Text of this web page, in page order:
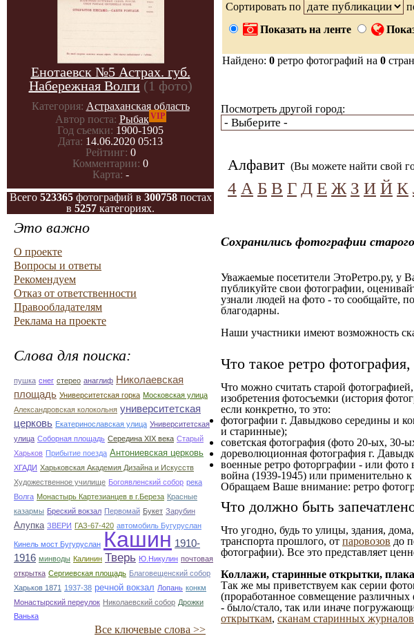
Енотаевск №5 Астрах. губ.
Набережная Волги (1 фото)
Категория: Астраханская область
Автор поста: РыбакVIP
Год съемки: 1900-1905
Дата: 14.06.2020 05:13
Рейтинг: 0
Комментарии: 0
Карта: -
Всего 523365фотографий в 300758постах
в 5257 категориях.
Это важно
О проекте
Вопросы и ответы
Рекомендуем
Отказ от ответственности
Правообладателям
Реклама на проекте
Слова для поиска:
пушка снег стерео анаглиф Николаевская
площадь Университетская горка Московская улица
Александровская колокольня университетская
церковь Екатеринославская улица Университетская
улица Соборная площадь Середина XIX века Старый
Харьков Прибытие поезда Антониевская церковь
ХГАДИ Харьковская Академия Дизайна и Искусств
Художественное училище Богоявленский собор река
Волга Монастырь Картезианцев в г.Береза Красные
казармы Бреский вокзал Первомай Букет Зарубин
Алупка ЗВЕРИ ГАЗ-67-420 автомобиль Бугуруслан
Кинель мост Бугуруслан Кашин 1910-
1916 минводы Калинин Тверь Ю.Никулин почтовая
открытка Сергиевская площадь Благовещенский собор
Харьков 1871 1937-38 речной вокзал Лопань конкм
Монастырский переулок Николаевский собор Дрожки
Ванька
Все ключевые слова >>
Сортировать по
Показать на ленте
Найдено: 0 ретро фотографий на 0
Посмотреть другой город:
Алфавит (Вы можете найти свой
4 А Б В Г Д Е Ж З И Й К
Сохранились фотографии
Уважаемые посетители ЭтоРетро.ру, у
публикуйте свои фотографии,
узнали людей на фото - то сообщайте,
благодарны.
Наши участники имеют возможность
Что такое ретро
Что можно считать старой
изобретения фотосъемки (история
если конкретно, то это:
фотографии г. Давыдково середины и
и старинные);
советская фотография (фото 20-ых,
дореволюционная фотография г.
военные ретро фоторграфии - или фото
война (1939-1945) или применительно
Обращаем Ваше внимание: ретро
Что должно быть
Что угодно, будь то улицы, здания,
транспорта прошлого, от паровозов до
фотографии). Все это представляет
Коллажи, старинные открытки,
Так же мы приветствуем как серии
(проработанное совмещение
- было/стало, так или иначе
открыткам, сканам старинных журналов